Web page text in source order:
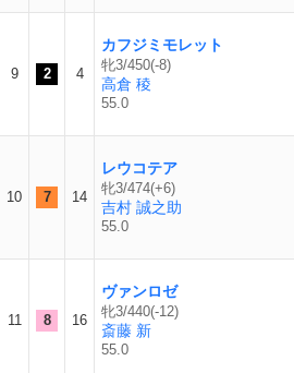
9 2 4
カフジミモレット
牝3/450(-8)
高倉 稜
55.0
10 7 14
レウコテア
牝3/474(+6)
吉村 誠之助
55.0
11 8 16
ヴァンロゼ
牝3/440(-12)
斎藤 新
55.0